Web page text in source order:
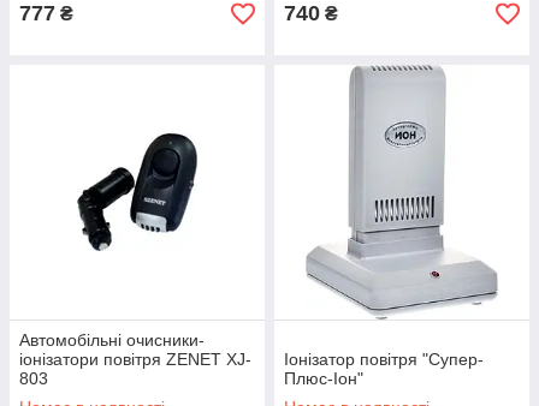
777 ₴ 740 ₴
Автомобільні очисники-
іонізатори повітря ZENET XJ-
803
Іонізатор повітря "Супер-
Плюс-Іон"